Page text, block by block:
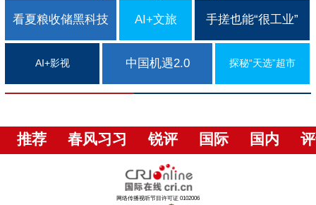
看夏粮收储黑科技 AI+文旅 手搓也能“很工业”
AI+影视 中国机遇2.0 探秘“天选”超市
推荐 春风习习 锐评 国际 国内
网络传播视听节目许可证 0102006